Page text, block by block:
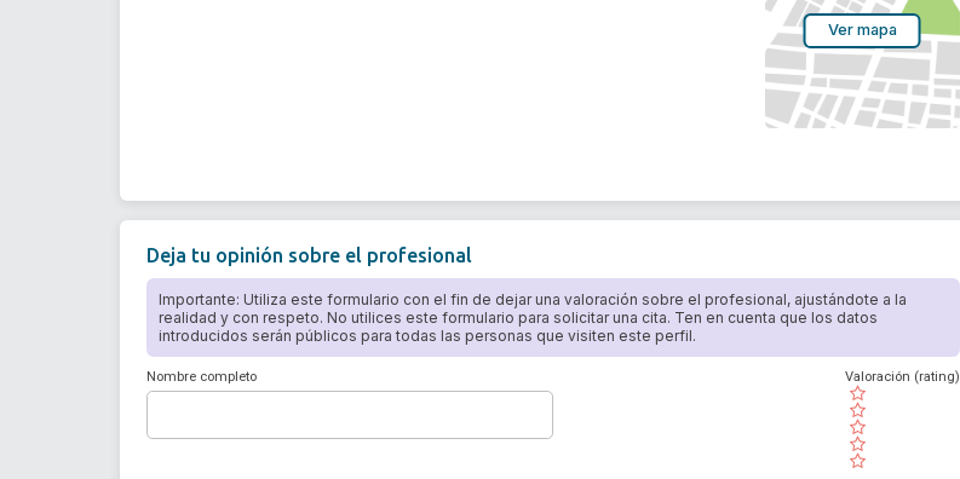
Ver mapa
Deja tu opinión sobre el profesional
Importante: Utiliza este formulario con el fin de dejar una valoración sobre el profesional, ajustándote a la
realidad y con respeto. No utilices este formulario para solicitar una cita. Ten en cuenta que los datos
introducidos serán públicos para todas las personas que visiten este perfil.
Nombre completo
( )
( )
( )
( )
( )
Valoración (rating)